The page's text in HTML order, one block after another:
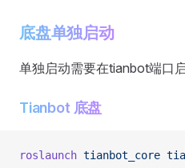
底盘单独启动
单独启动需要在tianbot端口
Tianbot 底盘
roslaunch tianbot_core